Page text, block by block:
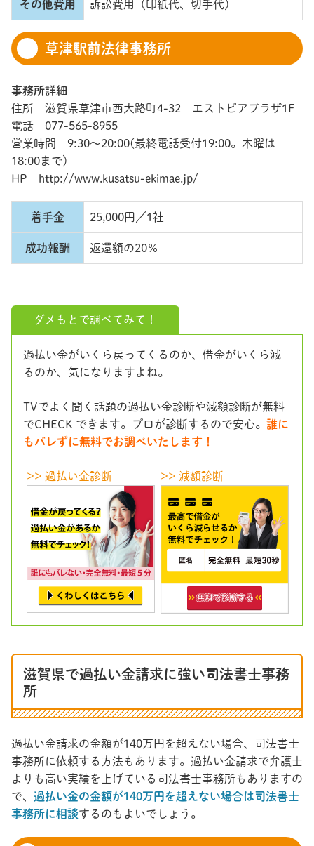
その他費用 訴訟費用（印紙代、切手代）
草津駅前法律事務所
事務所詳細
住所 滋賀県草津市西大路町4-32 エストピアプラザ1F
電話 077-565-8955
営業時間 9:30～20:00(最終電話受付19:00。木曜は
18:00まで）
HP http://www.kusatsu-ekimae.jp/
着手金 25,000円／1社
成功報酬 返還額の20％
ダメもとで調べてみて！
過払い金がいくら戻ってくるのか、借金がいくら減
るのか、気になりますよね。
TVでよく聞く話題の過払い金診断や減額診断が無料
でCHECK できます。プロが診断するので安心。 誰に
もバレずに無料でお調べいたします！
>> 過払い金診断 >> 減額診断
滋賀県で過払い金請求に強い司法書士事務
所
過払い金請求の金額が140万円を超えない場合、司法書士
事務所に依頼する方法もあります。過払い金請求で弁護士
よりも高い実績を上げている司法書士事務所もありますの
で、 過払い金の金額が140万円を超えない場合は司法書士
事務所に相談するのもよいでしょう。